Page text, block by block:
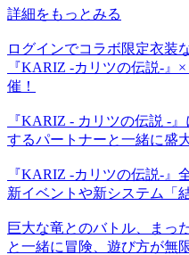
詳細をもっとみる
ログインでコラボ限定衣装
『KARIZ -カリツの伝説-』
催！
『KARIZ - カリツの伝説 -
するパートナーと一緒に盛
『KARIZ -カリツの伝説-』
新イベントや新システム「
巨大な竜とのバトル、まっ
と一緒に冒険、遊び方が無